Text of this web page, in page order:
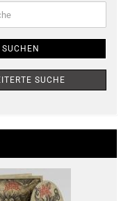
SUCHEN
SUCHE